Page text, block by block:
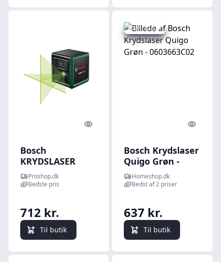
Quick look
Bosch
KRYDSLASER
QUIGO GRØN
Proshop.dk
Bedste pris
712 kr.
Til butik
Spar -135 kr.
Quick
Bosch Krydslaser
Quigo Grøn -
0603663C02
Homeshop.dk
Bedst af 2 priser
637 kr.
Til butik